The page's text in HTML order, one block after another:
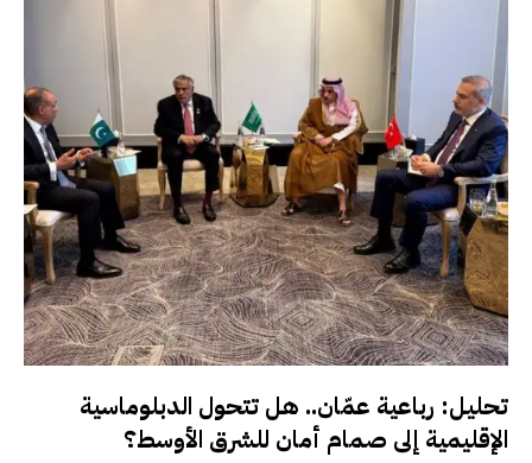
تحليل: رباعية عمّان.. هل تتحول الدبلوماسية
الإقليمية إلى صمام أمان للشرق الأوسط؟